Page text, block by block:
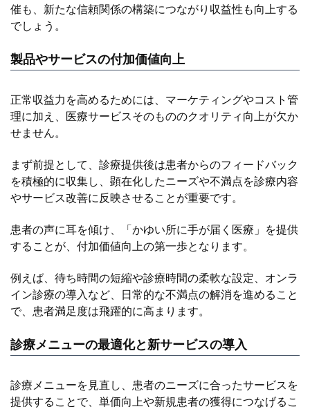
催も、新たな信頼関係の構築につながり収益性も向上する
でしょう。
製品やサービスの付加価値向上
正常収益力を高めるためには、マーケティングやコスト管
理に加え、医療サービスそのもののクオリティ向上が欠か
せません。
まず前提として、診療提供後は患者からのフィードバック
を積極的に収集し、顕在化したニーズや不満点を診療内容
やサービス改善に反映させることが重要です。
患者の声に耳を傾け、「かゆい所に手が届く医療」を提供
することが、付加価値向上の第一歩となります。
例えば、待ち時間の短縮や診療時間の柔軟な設定、オンラ
イン診療の導入など、日常的な不満点の解消を進めること
で、患者満足度は飛躍的に高まります。
診療メニューの最適化と新サービスの導入
診療メニューを見直し、患者のニーズに合ったサービスを
提供することで、単価向上や新規患者の獲得につなげるこ